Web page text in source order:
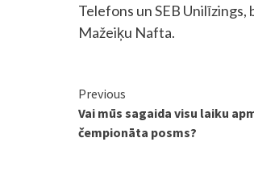
Telefons un SEB
Mažeiķu Nafta.
Continue
Reading
Previous
Vai mūs sagaida visu laiku
čempionāta posms?